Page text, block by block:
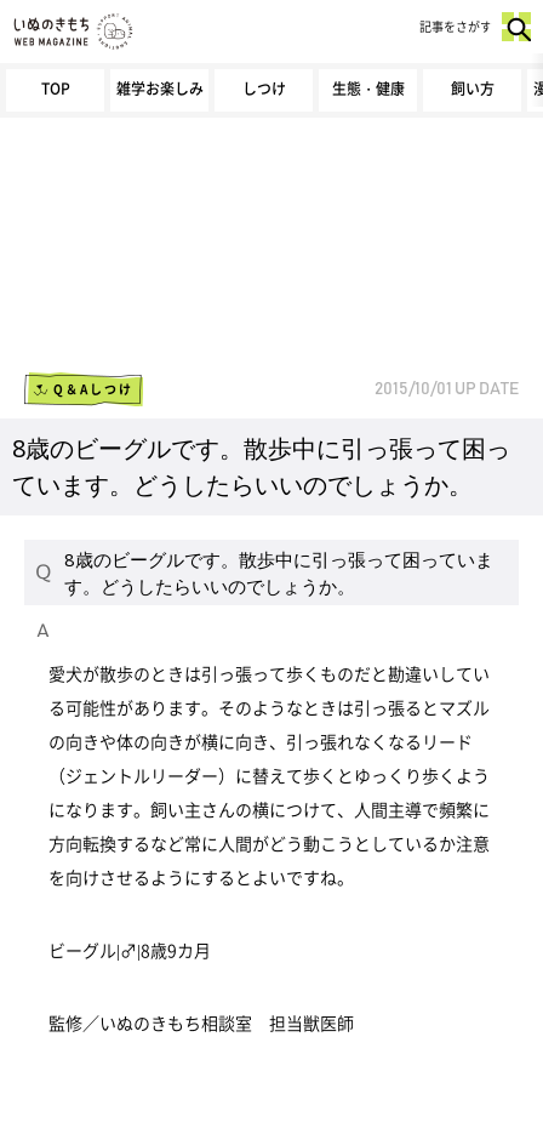
TOP 雑学お楽しみ しつけ 生態・健康 飼い方
記事をさがす
Q＆Aしつけ 2015/10/01 UP DATE
8歳のビーグルです。散歩中に引っ張って困っ
ています。どうしたらいいのでしょうか。
8歳のビーグルです。散歩中に引っ張って困っていま
す。どうしたらいいのでしょうか。
愛犬が散歩のときは引っ張って歩くものだと勘違いしてい
る可能性があります。そのようなときは引っ張るとマズル
の向きや体の向きが横に向き、引っ張れなくなるリード
（ジェントルリーダー）に替えて歩くとゆっくり歩くよう
になります。飼い主さんの横につけて、人間主導で頻繁に
方向転換するなど常に人間がどう動こうとしているか注意
を向けさせるようにするとよいですね。
ビーグル|♂|8歳9カ月
監修／いぬのきもち相談室 担当獣医師